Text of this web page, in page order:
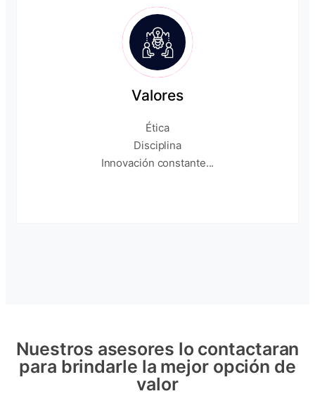
Valores
Ética
Disciplina
Innovación constante...
Nuestros asesores lo contactaran
para brindarle la mejor opción de
valor